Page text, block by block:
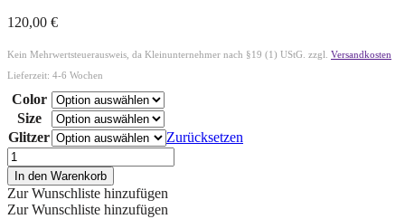
120,00 €
Kein Mehrwertsteuerausweis, da Kleinunternehmer nach §19 (1) UStG. zzgl. Versandkosten
Lieferzeit: 4-6 Wochen
Color
Size
Glitzer
Zurücksetzen
In den Warenkorb
Zur Wunschliste hinzufügen
Zur Wunschliste hinzufügen